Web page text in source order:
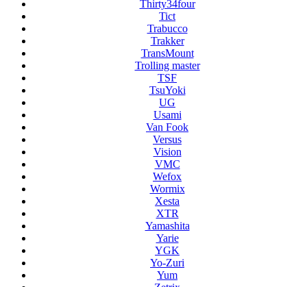
Thirty34four
Tict
Trabucco
Trakker
TransMount
Trolling master
TSF
TsuYoki
UG
Usami
Van Fook
Versus
Vision
VMC
Wefox
Wormix
Xesta
XTR
Yamashita
Yarie
YGK
Yo-Zuri
Yum